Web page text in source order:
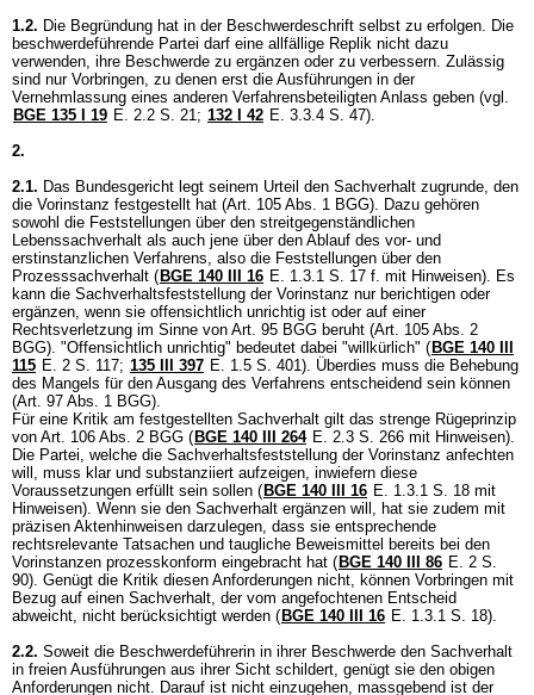
1.2. Die Begründung hat in der Beschwerdeschrift selbst zu erfolgen. Die
beschwerdeführende Partei darf eine allfällige Replik nicht dazu
verwenden, ihre Beschwerde zu ergänzen oder zu verbessern. Zulässig
sind nur Vorbringen, zu denen erst die Ausführungen in der
Vernehmlassung eines anderen Verfahrensbeteiligten Anlass geben (vgl.
BGE 135 I 19 E. 2.2 S. 21; 132 I 42 E. 3.3.4 S. 47).
2.
2.1. Das Bundesgericht legt seinem Urteil den Sachverhalt zugrunde, den
die Vorinstanz festgestellt hat (Art. 105 Abs. 1 BGG). Dazu gehören
sowohl die Feststellungen über den streitgegenständlichen
Lebenssachverhalt als auch jene über den Ablauf des vor- und
erstinstanzlichen Verfahrens, also die Feststellungen über den
Prozesssachverhalt ( BGE 140 III 16 E. 1.3.1 S. 17 f. mit Hinweisen). Es
kann die Sachverhaltsfeststellung der Vorinstanz nur berichtigen oder
ergänzen, wenn sie offensichtlich unrichtig ist oder auf einer
Rechtsverletzung im Sinne von Art. 95 BGG beruht (Art. 105 Abs. 2
BGG). "Offensichtlich unrichtig" bedeutet dabei "willkürlich" ( BGE 140 III
115 E. 2 S. 117; 135 III 397 E. 1.5 S. 401). Überdies muss die Behebung
des Mangels für den Ausgang des Verfahrens entscheidend sein können
(Art. 97 Abs. 1 BGG).
Für eine Kritik am festgestellten Sachverhalt gilt das strenge Rügeprinzip
von Art. 106 Abs. 2 BGG ( BGE 140 III 264 E. 2.3 S. 266 mit Hinweisen).
Die Partei, welche die Sachverhaltsfeststellung der Vorinstanz anfechten
will, muss klar und substanziiert aufzeigen, inwiefern diese
Voraussetzungen erfüllt sein sollen ( BGE 140 III 16 E. 1.3.1 S. 18 mit
Hinweisen). Wenn sie den Sachverhalt ergänzen will, hat sie zudem mit
präzisen Aktenhinweisen darzulegen, dass sie entsprechende
rechtsrelevante Tatsachen und taugliche Beweismittel bereits bei den
Vorinstanzen prozesskonform eingebracht hat ( BGE 140 III 86 E. 2 S.
90). Genügt die Kritik diesen Anforderungen nicht, können Vorbringen mit
Bezug auf einen Sachverhalt, der vom angefochtenen Entscheid
abweicht, nicht berücksichtigt werden ( BGE 140 III 16 E. 1.3.1 S. 18).
2.2. Soweit die Beschwerdeführerin in ihrer Beschwerde den Sachverhalt
in freien Ausführungen aus ihrer Sicht schildert, genügt sie den obigen
Anforderungen nicht. Darauf ist nicht einzugehen, massgebend ist der